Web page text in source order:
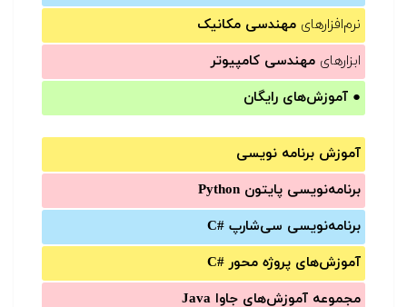
نرم‌افزارهای مهندسی مکانیک
ابزارهای مهندسی کامپیوتر
● آموزش‌های رایگان
آموزش برنامه نویسی
برنامه‌نویسی پایتون Python
برنامه‌‌نویسی سی‌شارپ C#‎
آموزش‌های پروژه محور #C
مجموعه آموزش‌های جاوا Java